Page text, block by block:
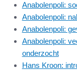
Anabolenpoli:
Anabolenpoli:
Anabolenpoli:
Anabolenpoli:
onderzocht
Hans Kroon: